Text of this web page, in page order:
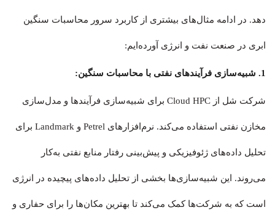
دهد. در ادامه مثال‌های بیشتری از کاربرد سرور محاسبات سنگین
ابری در صنعت نفت و انرژی آورده‌ایم:
1. شبیه‌سازی فرآیندهای نفتی با محاسبات سنگین:
شرکت شل از Cloud HPC برای شبیه‌سازی فرآیندها و مدل‌سازی
مخازن نفتی استفاده می‌کند. نرم‌افزارهای Petrel و Landmark برای
تحلیل داده‌های ژئوفیزیکی و پیش‌بینی رفتار منابع نفتی به‌کار
می‌روند. این شبیه‌سازی‌ها بخشی از تحلیل داده‌های پیچیده در انرژی
است که به شرکت‌ها کمک می‌کند تا بهترین مکان‌ها را برای حفاری و